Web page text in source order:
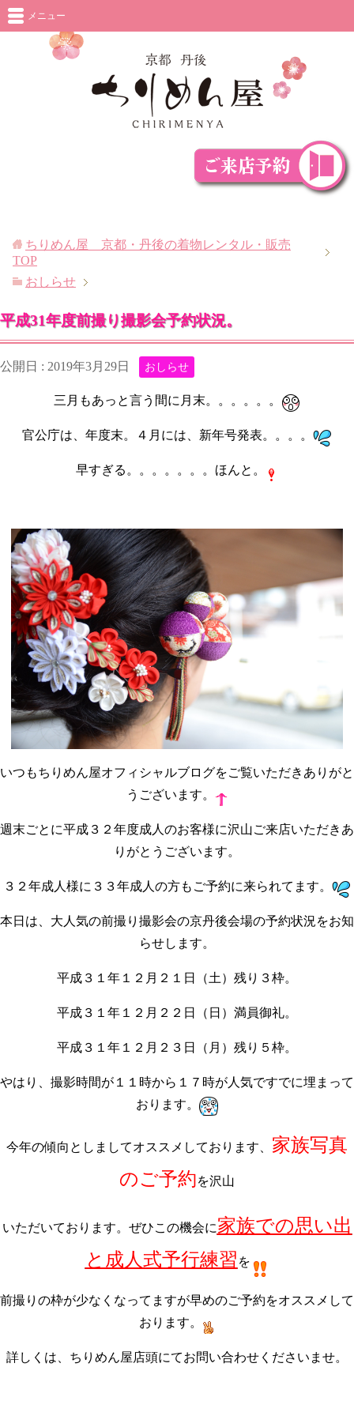
メニュー
ちりめん屋 京都・丹後の着物レンタル・販売
TOP
おしらせ
平成31年度前撮り撮影会予約状況。
公開日 : 2019年3月29日 おしらせ
三月もあっと言う間に月末。。。。。。
官公庁は、年度末。４月には、新年号発表。。。。
早すぎる。。。。。。。ほんと。
いつもちりめん屋オフィシャルブログをご覧いただきありがと
うございます。
週末ごとに平成３２年度成人のお客様に沢山ご来店いただきあ
りがとうございます。
３２年成人様に３３年成人の方もご予約に来られてます。
本日は、大人気の前撮り撮影会の京丹後会場の予約状況をお知
らせします。
平成３１年１２月２１日（土）残り３枠。
平成３１年１２月２２日（日）満員御礼。
平成３１年１２月２３日（月）残り５枠。
やはり、撮影時間が１１時から１７時が人気ですでに埋まって
おります。
今年の傾向としましてオススメしております、 家族写真
のご予約を沢山
いただいております。ぜひこの機会に家族での思い出
と成人式予行練習 を
前撮りの枠が少なくなってますが早めのご予約をオススメして
おります。
詳しくは、ちりめん屋店頭にてお問い合わせくださいませ。